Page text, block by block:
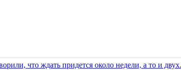
что ждать придется около недели, а то и